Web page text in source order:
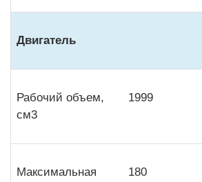
Двигатель
Рабочий объем,
см3
1999
Максимальная
180